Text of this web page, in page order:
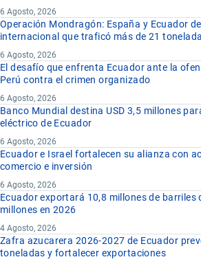
6 Agosto, 2026
Operación Mondragón: España y Ecuador
internacional que traficó más de 21
6 Agosto, 2026
El desafío que enfrenta Ecuador ante la
Perú contra el crimen organizado
6 Agosto, 2026
Banco Mundial destina USD 3,5 millones
eléctrico de Ecuador
6 Agosto, 2026
Ecuador e Israel fortalecen su alianza con
comercio e inversión
6 Agosto, 2026
Ecuador exportará 10,8 millones de barriles
millones en 2026
4 Agosto, 2026
Zafra azucarera 2026-2027 de Ecuador
toneladas y fortalecer exportaciones